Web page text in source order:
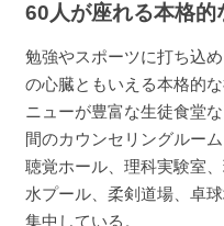
60人が座れる本格的
勉強やスポーツに打ち込
の心臓ともいえる本格的
ニューが豊富な生徒食堂
間のカウンセリングルー
聴覚ホール、理科実験室
水プール、柔剣道場、卓
集中している。